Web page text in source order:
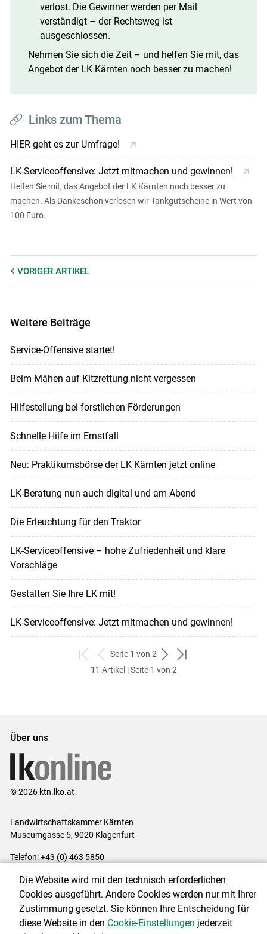
verlost. Die Gewinner werden per Mail
verständigt – der Rechtsweg ist
ausgeschlossen.
Nehmen Sie sich die Zeit – und helfen Sie mit, das
Angebot der LK Kärnten noch besser zu machen!
Links zum Thema
HIER geht es zur Umfrage!
LK-Serviceoffensive: Jetzt mitmachen und gewinnen!
Helfen Sie mit, das Angebot der LK Kärnten noch besser zu
machen. Als Dankeschön verlosen wir Tankgutscheine in Wert von
100 Euro.
VORIGER ARTIKEL
Weitere Beiträge
Service-Offensive startet!
Beim Mähen auf Kitzrettung nicht vergessen
Hilfestellung bei forstlichen Förderungen
Schnelle Hilfe im Ernstfall
Neu: Praktikumsbörse der LK Kärnten jetzt online
LK-Beratung nun auch digital und am Abend
Die Erleuchtung für den Traktor
LK-Serviceoffensive – hohe Zufriedenheit und klare
Vorschläge
Gestalten Sie Ihre LK mit!
LK-Serviceoffensive: Jetzt mitmachen und gewinnen!
zum
ersten
zurück
zum
Seite 1 von 2
weiter
zum
zum
11 Artikel | Seite 1 von 2
Über uns
© 2026 ktn.lko.at
Landwirtschaftskammer Kärnten
Museumgasse 5, 9020 Klagenfurt
Telefon: +43 (0) 463 5850
Impressum|Kontakt|Datenschutzerklärung|Barrierefreiheit|
Cookie-Einstellungen
Die Website wird mit den technisch erforderlichen
Cookies ausgeführt. Andere Cookies werden nur mit Ihrer
Zustimmung gesetzt. Sie können Ihre Entscheidung für
diese Website in den Cookie-Einstellungen jederzeit